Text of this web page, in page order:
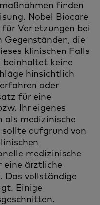
finden
Nobel Biocare
Verletzungen bei
Gegenständen, die
klinischen Falls
beinhaltet keine
hinsichtlich
oder
für eine
Ihr eigenes
als medizinische
aufgrund von
medizinische
eine ärztliche
Das vollständige
Einige